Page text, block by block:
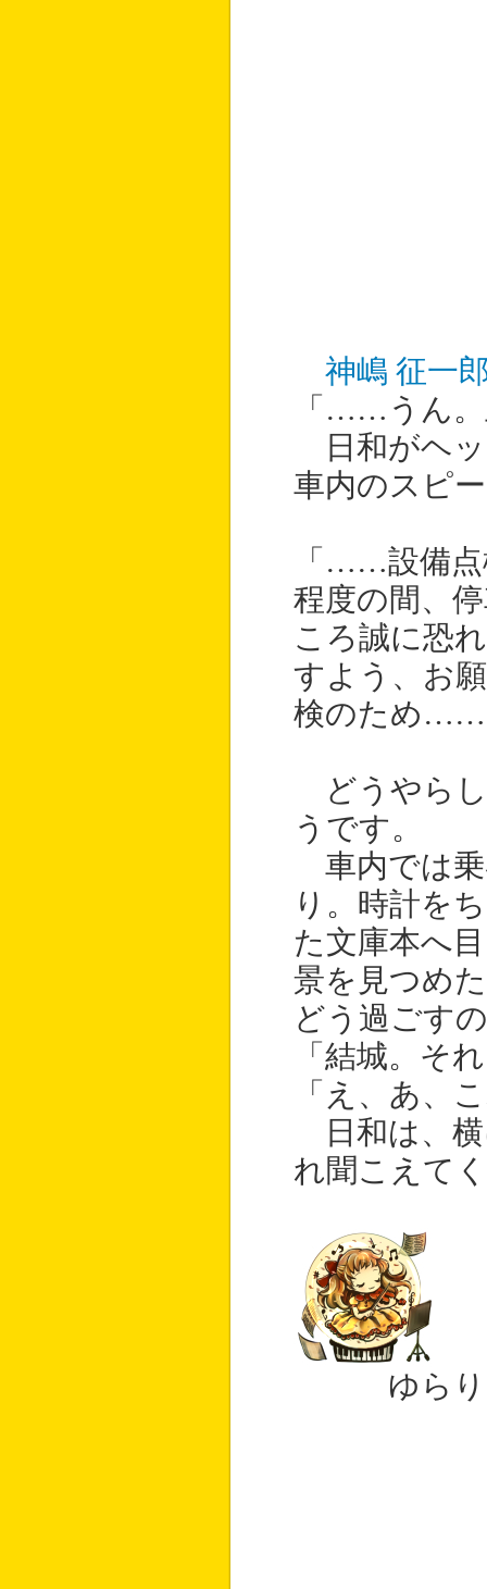
神嶋 征一
「……うん
日和がヘッ
車内のスピ
「……設備点
程度の間、
ころ誠に恐
すよう、お
検のため
どうやらし
うです。
車内では乗
り。時計を
た文庫本へ
景を見つめ
どう過ごす
「結城。そ
「え、あ、
日和は、横
れ聞こえて
ゆらり